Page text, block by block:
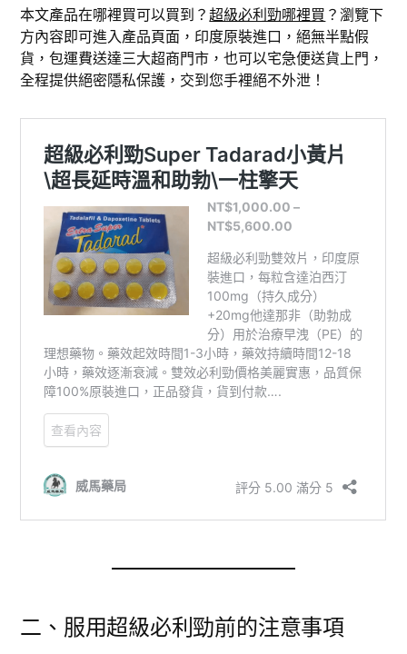
本文產品在哪裡買可以買到？超級必利勁哪裡買 ？瀏覽下
方內容即可進入產品頁面，印度原裝進口，絕無半點假
貨，包運費送達三大超商門市，也可以宅急便送貨上門，
全程提供絕密隱私保護，交到您手裡絕不外泄！
二、服用超級必利勁前的注意事項